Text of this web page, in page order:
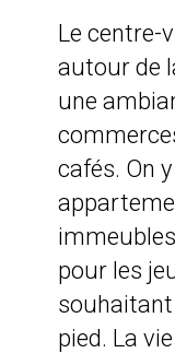
Le centre-
autour de
une
cafés. On
pour les
pied. La